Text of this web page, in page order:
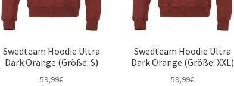
Swedteam Hoodie Ultra
Dark Orange (Größe: S)
59,99€
Swedteam Hoodie Ultra
Dark Orange (Größe: XXL)
59,99€